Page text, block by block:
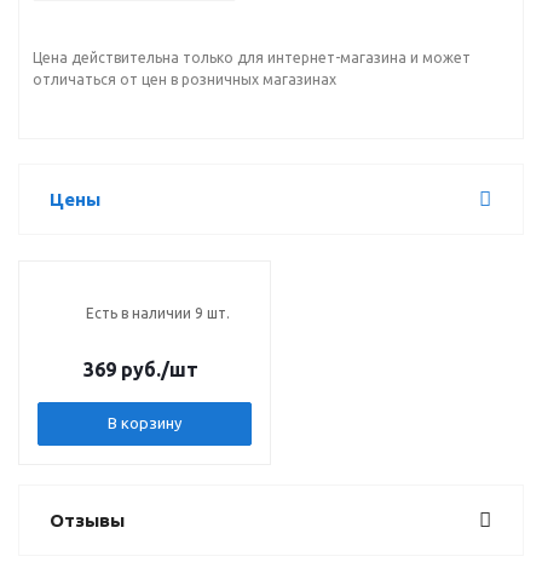
Цена действительна только для интернет-магазина и может
отличаться от цен в розничных магазинах
Цены
Есть в наличии 9 шт.
369 руб./шт
В корзину
Отзывы